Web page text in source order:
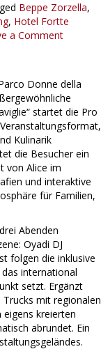
Beppe Zorzella,
, Hotel Fortte
a Comment
Donne della
startet die Pro
Kulinarik
die Besucher ein
von Alice im
und interaktive
für Familien,
Abenden
Oyadi DJ
folgen die inklusive
international
setzt. Ergänzt
mit regionalen
eigens kreierten
abrundet. Ein